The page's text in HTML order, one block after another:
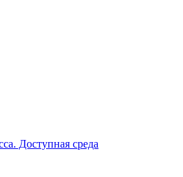
Доступная среда